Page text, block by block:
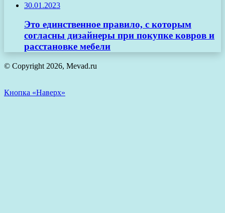
30.01.2023
Это единственное правило, с которым
согласны дизайнеры при покупке ковров и
расстановке мебели
© Copyright 2026, Mevad.ru
Кнопка «Наверх»